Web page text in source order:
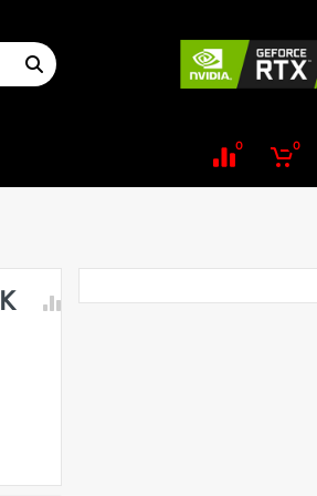
0 0